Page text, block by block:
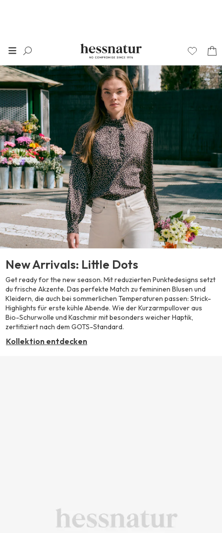
New Arrivals: Little Dots
Get ready for the new season. Mit reduzierten Punktedesigns setzt
du frische Akzente. Das perfekte Match zu femininen Blusen und
Kleidern, die auch bei sommerlichen Temperaturen passen: Strick-
Highlights für erste kühle Abende. Wie der Kurzarmpullover aus
Bio-Schurwolle und Kaschmir mit besonders weicher Haptik,
zertifiziert nach dem GOTS-Standard.
Kollektion entdecken